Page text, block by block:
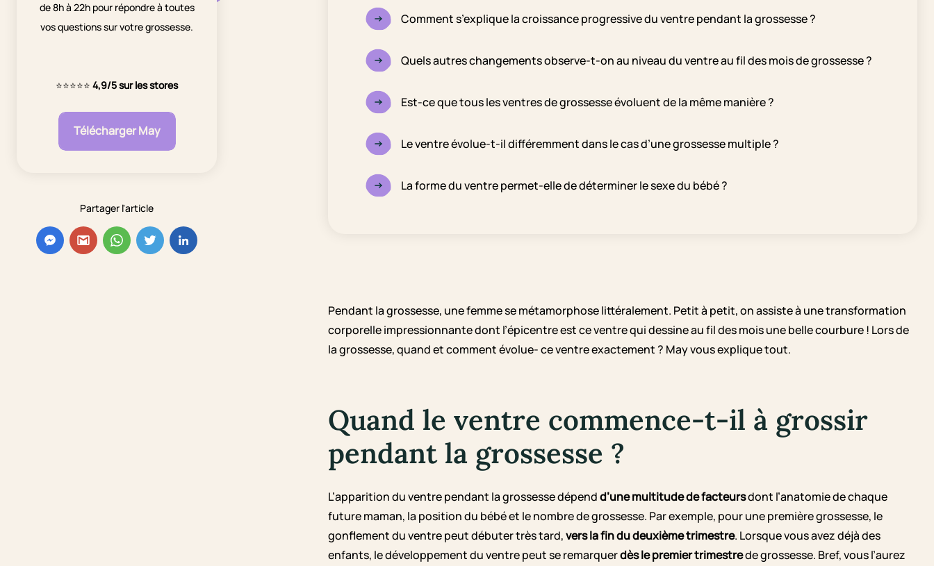
de 8h à 22h pour répondre à toutes
vos questions sur votre grossesse.
⭐⭐⭐⭐⭐ 4,9/5 sur les stores
Télécharger May
Partager l'article
Comment s’explique la croissance progressive du ventre pendant la grossesse ?
Quels autres changements observe-t-on au niveau du ventre au fil des mois de grossesse ?
Est-ce que tous les ventres de grossesse évoluent de la même manière ?
Le ventre évolue-t-il différemment dans le cas d’une grossesse multiple ?
La forme du ventre permet-elle de déterminer le sexe du bébé ?
Pendant la grossesse, une femme se métamorphose littéralement. Petit à petit, on assiste à une transformation
corporelle impressionnante dont l’épicentre est ce ventre qui dessine au fil des mois une belle courbure ! Lors de
la grossesse, quand et comment évolue- ce ventre exactement ? May vous explique tout.
Quand le ventre commence-t-il à grossir
pendant la grossesse ?
L’apparition du ventre pendant la grossesse dépendd’une multitude de facteursdont l’anatomie de chaque
future maman, la position du bébé et le nombre de grossesse. Par exemple, pour une première grossesse, le
gonflement du ventre peut débuter très tard,vers la fin du deuxième trimestre. Lorsque vous avez déjà des
enfants, le développement du ventre peut se remarquerdès le premier trimestrede grossesse. Bref, vous l’aurez